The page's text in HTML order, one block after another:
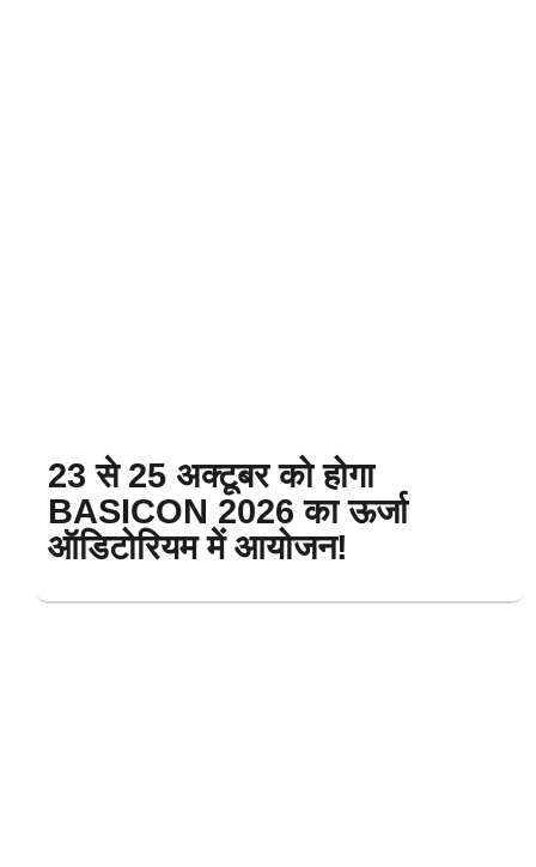
23 से 25 अक्टूबर को होगा
BASICON 2026 का ऊर्जा
ऑडिटोरियम में आयोजन!